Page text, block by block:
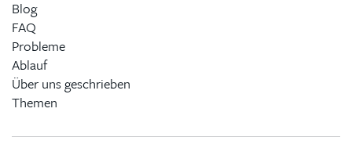
Blog
FAQ
Probleme
Ablauf
Über uns geschrieben
Themen